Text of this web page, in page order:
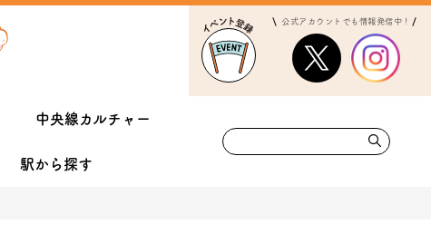
公式アカウントでも情報発信中！
中央線カルチャー
駅から探す